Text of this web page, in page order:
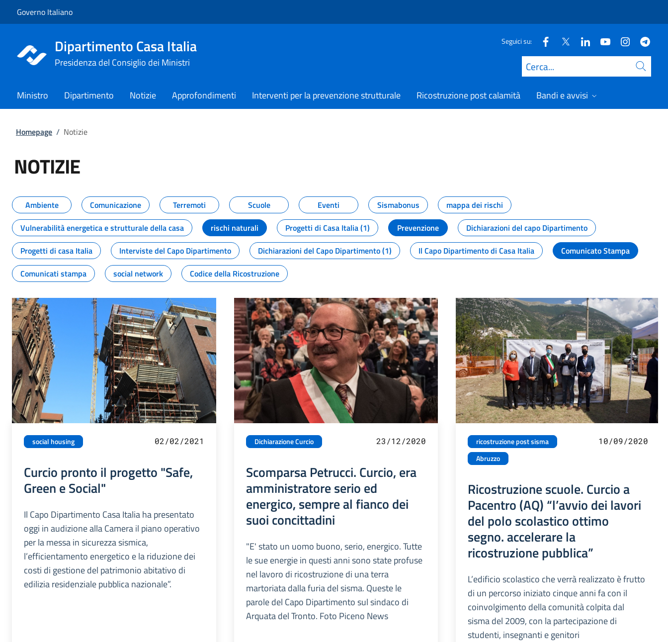
Governo Italiano
Dipartimento Casa Italia
Presidenza del Consiglio dei Ministri
Seguici su:
Cerca
Ministro Dipartimento Notizie Approfondimenti Interventi per la prevenzione strutturale Ricostruzione post calamità Bandi e avvisi
Homepage / Notizie
NOTIZIE
Tutti i contenuti della pagina NOTIZIE
Ambiente Comunicazione Terremoti Scuole Eventi Sismabonus
mappa dei rischi
Vulnerabilità energetica e strutturale della casa
rischi naturali Progetti di Casa Italia (1) Prevenzione
Dichiarazioni del capo Dipartimento
Progetti di casa Italia
Interviste del Capo Dipartimento Dichiarazioni del Capo Dipartimento (1) Il Capo Dipartimento di Casa Italia
Comunicato Stampa
Comunicati stampa
social network Codice della Ricostruzione
social housing 02/02/2021
Curcio pronto il progetto "Safe,
Green e Social"
Il Capo Dipartimento Casa Italia ha presentato
oggi in audizione alla Camera il piano operativo
per la messa in sicurezza sismica,
l’efficientamento energetico e la riduzione dei
costi di gestione del patrimonio abitativo di
edilizia residenziale pubblica nazionale”.
Dichiarazione Curcio 23/12/2020
Scomparsa Petrucci. Curcio, era
amministratore serio ed
energico, sempre al fianco dei
suoi concittadini
"E' stato un uomo buono, serio, energico. Tutte
le sue energie in questi anni sono state profuse
nel lavoro di ricostruzione di una terra
martoriata dalla furia del sisma. Queste le
parole del Capo Dipartimento sul sindaco di
Arquata del Tronto. Foto Piceno News
ricostruzione post sisma
Abruzzo
10/09/2020
Ricostruzione scuole. Curcio a
Pacentro (AQ) “l’avvio dei lavori
del polo scolastico ottimo
segno. accelerare la
ricostruzione pubblica”
L’edificio scolastico che verrà realizzato è frutto
di un percorso iniziato cinque anni fa con il
coinvolgimento della comunità colpita dal
sisma del 2009, con la partecipazione di
studenti, insegnanti e genitori